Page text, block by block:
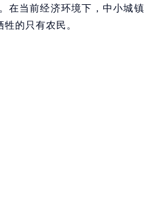
在当前经济环境下，中小城镇
的只有农民。